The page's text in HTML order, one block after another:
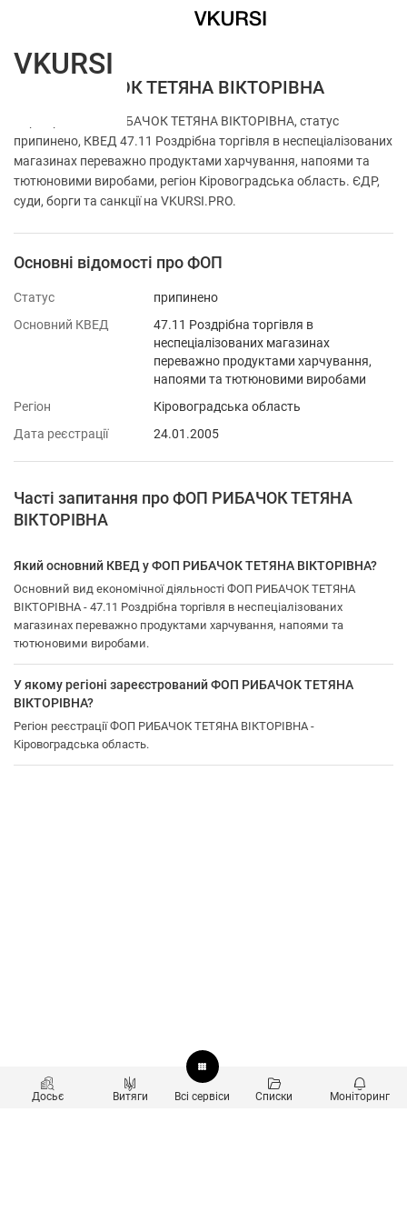
ФОП РИБАЧОК ТЕТЯНА ВІКТОРІВНА
Перевірка ФОП РИБАЧОК ТЕТЯНА ВІКТОРІВНА, статус
припинено, КВЕД 47.11 Роздрібна торгівля в неспеціалізованих
магазинах переважно продуктами харчування, напоями та
тютюновими виробами, регіон Кіровоградська область. ЄДР,
суди, борги та санкції на VKURSI.PRO.
Основні відомості про ФОП
Статус
припинено
Основний КВЕД
47.11 Роздрібна торгівля в
неспеціалізованих магазинах
переважно продуктами харчування,
напоями та тютюновими виробами
Регіон
Кіровоградська область
Дата реєстрації
24.01.2005
Часті запитання про ФОП РИБАЧОК ТЕТЯНА
ВІКТОРІВНА
Який основний КВЕД у ФОП РИБАЧОК ТЕТЯНА ВІКТОРІВНА?
Основний вид економічної діяльності ФОП РИБАЧОК ТЕТЯНА
ВІКТОРІВНА - 47.11 Роздрібна торгівля в неспеціалізованих
магазинах переважно продуктами харчування, напоями та
тютюновими виробами.
У якому регіоні зареєстрований ФОП РИБАЧОК ТЕТЯНА
ВІКТОРІВНА?
Регіон реєстрації ФОП РИБАЧОК ТЕТЯНА ВІКТОРІВНА -
Кіровоградська область.
Досьє Витяги Всі сервіси Списки Моніторинг
VKURSI